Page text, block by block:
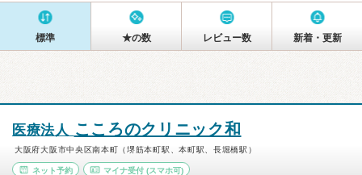
標準 ★の数 レビュー数 新着・更新
医療法人 こころのクリニック和
大阪府大阪市中央区南本町（堺筋本町駅、本町駅、長堀橋駅）
ネット予約 マイナ受付(スマホ可)